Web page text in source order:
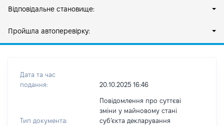
Відповідальне становище:
Пройшла автоперевірку:
Дата та час
подання:
20.10.2025 16:46
Тип документа:
Повідомлення про суттєві
зміни у майновому стані
субʼєкта декларування